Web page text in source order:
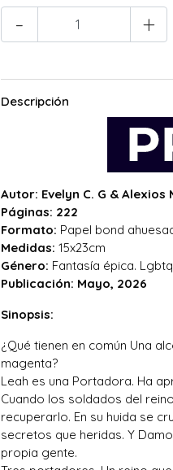
- +
Descripción
Autor: Evelyn C. G & Alexios
Páginas: 222
Formato: Papel bond
Medidas: 15x23cm
Género: Fantasía épica.
Publicación: Mayo, 2026
Sinopsis:
¿Qué tienen en común Una
magenta?
Leah es una Portadora. Ha
Cuando los soldados del
recuperarlo. En su huida se
secretos que heridas. Y
propia gente.